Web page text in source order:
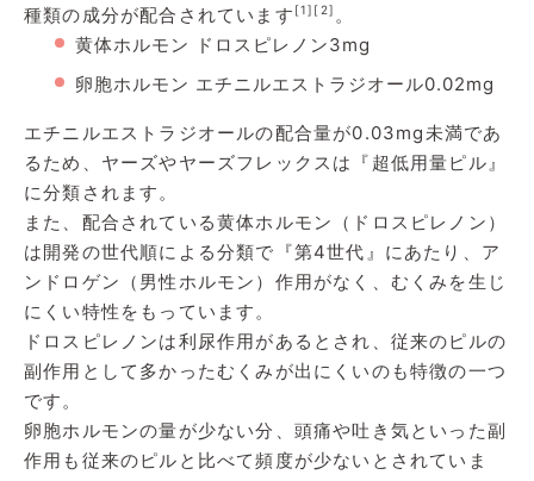
種類の成分が配合されています [1] [2] 。
黄体ホルモン ドロスピレノン3mg
卵胞ホルモン エチニルエストラジオール0.02mg
エチニルエストラジオールの配合量が0.03mg未満であ
るため、ヤーズやヤーズフレックスは『超低用量ピル』
に分類されます。
また、配合されている黄体ホルモン（ドロスピレノン）
は開発の世代順による分類で『第4世代』にあたり、ア
ンドロゲン（男性ホルモン）作用がなく、むくみを生じ
にくい特性をもっています。
ドロスピレノンは利尿作用があるとされ、従来のピルの
副作用として多かったむくみが出にくいのも特徴の一つ
です。
卵胞ホルモンの量が少ない分、頭痛や吐き気といった副
作用も従来のピルと比べて頻度が少ないとされていま